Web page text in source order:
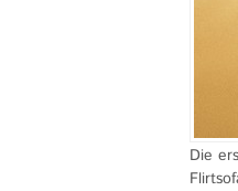
Die